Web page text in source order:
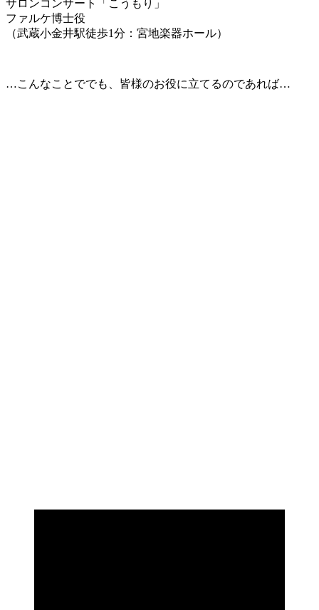
サロンコンサート「こうもり」
ファルケ博士役
（武蔵小金井駅徒歩1分：宮地楽器ホール）
…こんなことででも、皆様のお役に立てるのであれば…